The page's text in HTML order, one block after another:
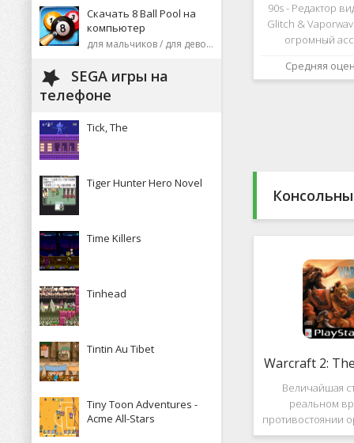
Скачать 8 Ball Pool на
компьютер
для мальчиков / для девочек
SEGA игры на
телефоне
Tick, The
Tiger Hunter Hero Novel
Time Killers
Tinhead
Tintin Au Tibet
Tiny Toon Adventures -
Acme All-Stars
90s - Редактор
Glitch &
огромный
различных
дополнений к
Средняя
Warcraft 2:
Величайшая
реальном
противостоянии
Warcraft 2: